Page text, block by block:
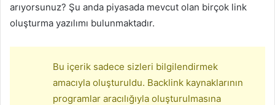
arıyorsunuz? Şu anda piyasada mevcut olan birçok link
oluşturma yazılımı bulunmaktadır.
Bu içerik sadece sizleri bilgilendirmek
amacıyla oluşturuldu. Backlink kaynaklarının
programlar aracılığıyla oluşturulmasına